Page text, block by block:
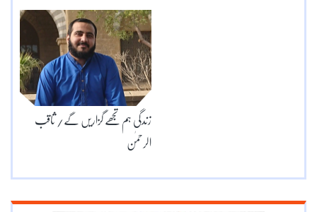
زندگی ہم تجھے گزاریں گے/ ثاقب
الرحمٰن